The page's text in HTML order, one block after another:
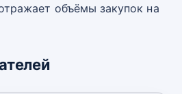
объёмы закупок на